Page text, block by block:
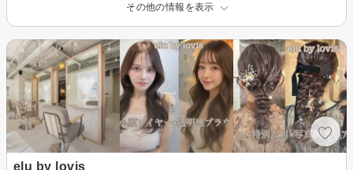
その他の情報を表示
elu by lovis